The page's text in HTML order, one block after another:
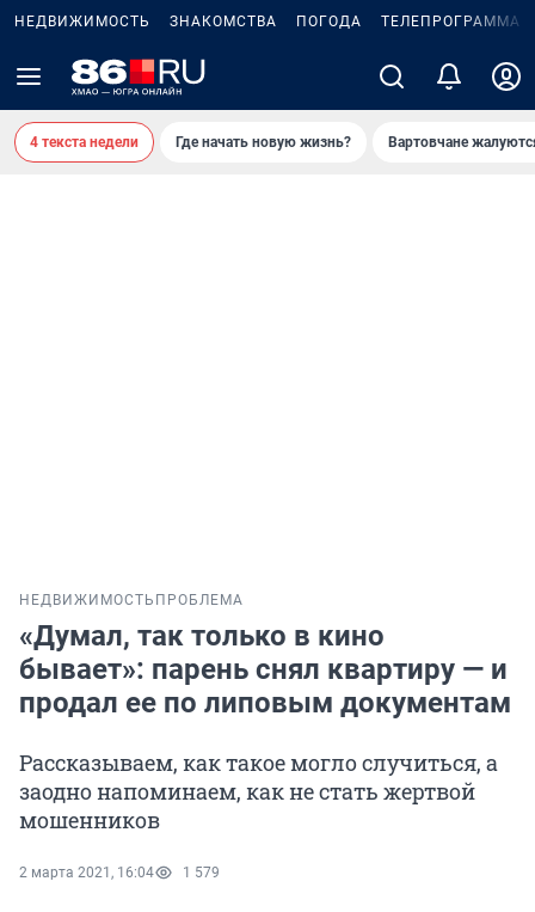
НЕДВИЖИМОСТЬ ЗНАКОМСТВА ПОГОДА ТЕЛЕПРОГРАММА
4 текста недели Где начать новую жизнь? Вартовчане
НЕДВИЖИМОСТЬ ПРОБЛЕМА
«Думал, так только в кино
бывает»: парень снял квартиру — и
продал ее по липовым документам
Рассказываем, как такое могло случиться, а
заодно напоминаем, как не стать жертвой
мошенников
2 марта 2021, 16:04 1 579